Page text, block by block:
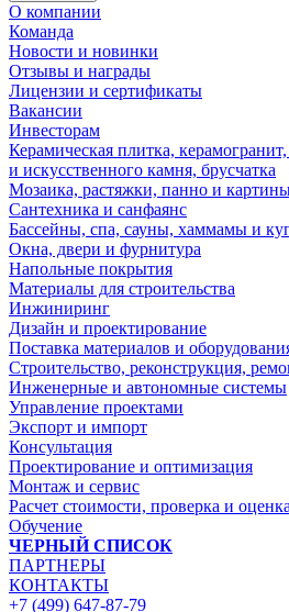
О компании
Команда
Новости и новинки
Отзывы и награды
Лицензии и сертификаты
Вакансии
Инвесторам
Керамическая плитка,
и искусственного камня, брусчатка
Мозаика, растяжки, панно и
Сантехника и санфаянс
Бассейны, спа, сауны, хаммамы и
Окна, двери и фурнитура
Напольные покрытия
Материалы для строительства
Инжиниринг
Дизайн и проектирование
Поставка материалов и
Строительство, реконструкция,
Инженерные и автономные системы
Управление проектами
Экспорт и импорт
Консультация
Проектирование и оптимизация
Монтаж и сервис
Расчет стоимости, проверка и оценка
Обучение
ЧЕРНЫЙ СПИСОК
ПАРТНЕРЫ
КОНТАКТЫ
+7 (499) 647-87-79